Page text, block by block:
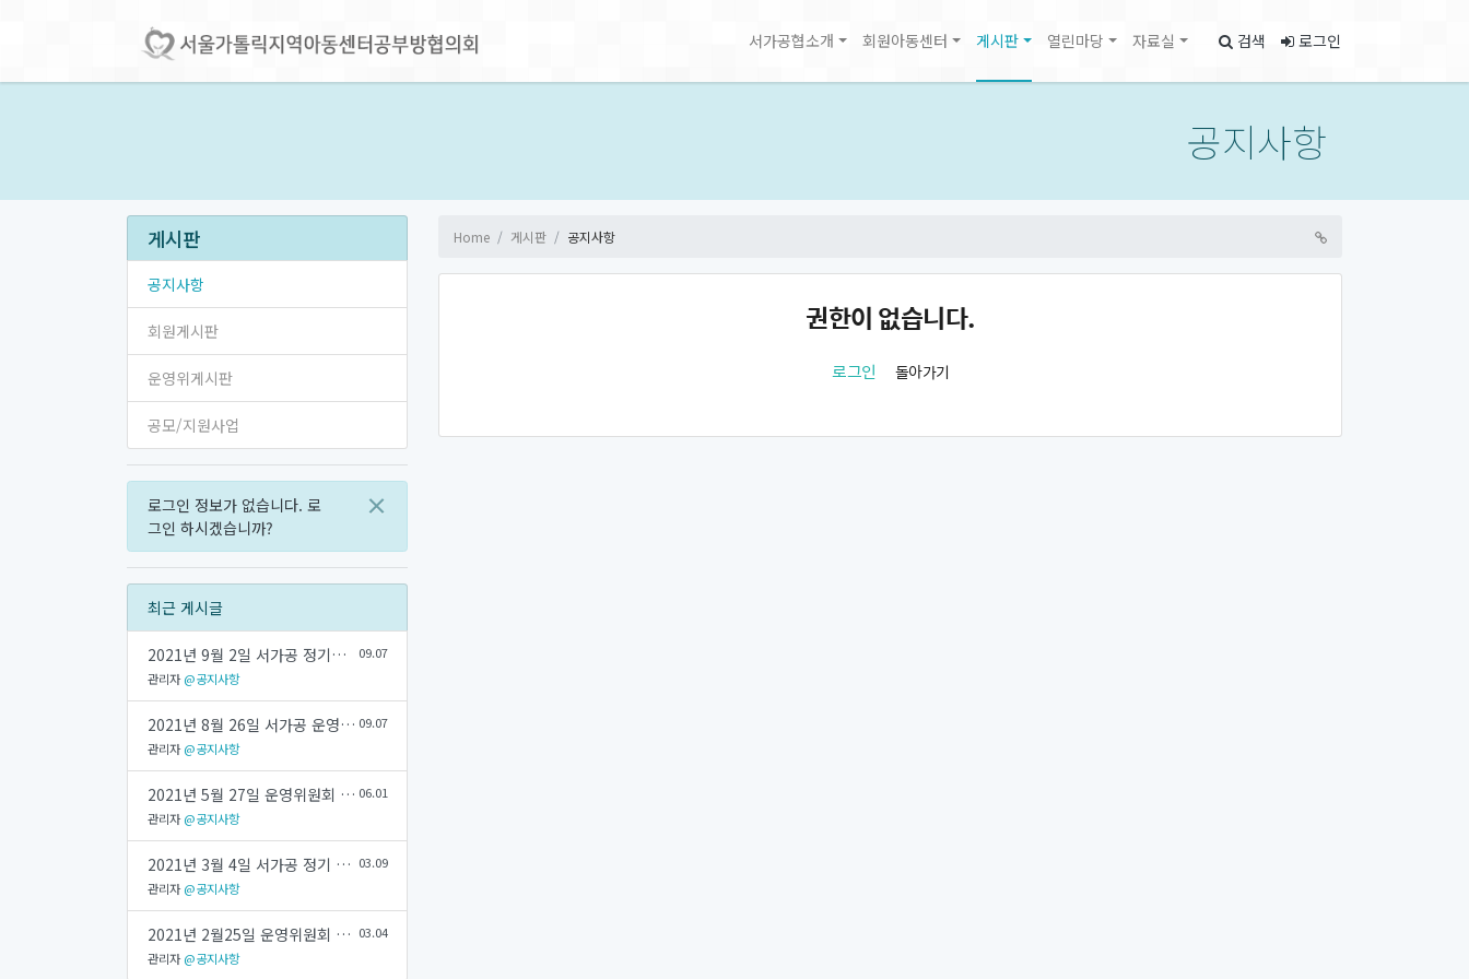
서가공협소개 회원아동센터 게시판 열린마당 자료실 검색 로그인
공지사항
게시판
공지사항
회원게시판
운영위게시판
공모/지원사업
×
로그인 정보가 없습니다. 로
그인 하시겠습니까?
최근 게시글
2021년 9월 2일 서가공 정기회의 회의록
09.07
관리자@공지사항
2021년 8월 26일 서가공 운영위원회 회의록 09.07
관리자@공지사항
2021년 5월 27일 운영위원회 회의록 06.01
관리자@공지사항
2021년 3월 4일 서가공 정기 회의록 03.09
관리자@공지사항
2021년 2월25일 운영위원회 회의록 03.04
관리자@공지사항
Home 게시판 공지사항
권한이 없습니다.
로그인 돌아가기